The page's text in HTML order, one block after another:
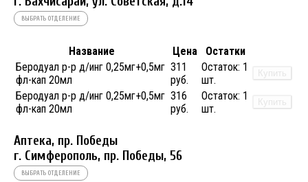
ВЫБРАТЬ ОТДЕЛЕНИЕ
Название Цена
Остатки
Беродуал р-р д/инг 0,25мг+0,5мг
фл-кап 20мл
311
руб.
Остаток: 1
шт.
Купить
Беродуал р-р д/инг 0,25мг+0,5мг
фл-кап 20мл
316
руб.
Остаток: 1
шт.
Купить
Аптека, пр. Победы
г. Симферополь, пр. Победы, 56
ВЫБРАТЬ ОТДЕЛЕНИЕ